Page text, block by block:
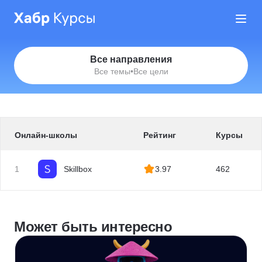
Все направления
Все темы•Все цели
Онлайн-школы Рейтинг Курсы
1 Skillbox 3.97 462
Может быть интересно